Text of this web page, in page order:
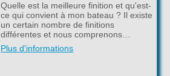
Quelle est la meilleure finition et qu'est-
ce qui convient à mon bateau ? Il existe
un certain nombre de finitions
différentes et nous comprenons…
Plus d'informations